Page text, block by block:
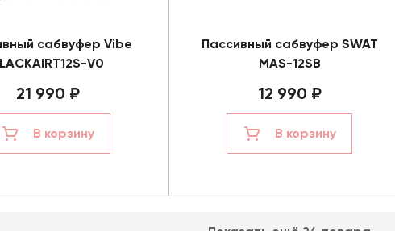
сабвуфер Vibe
V0
21 990 ₽
В корзину
Пассивный сабвуфер SWAT
MAS-12SB
12 990 ₽
В корзину